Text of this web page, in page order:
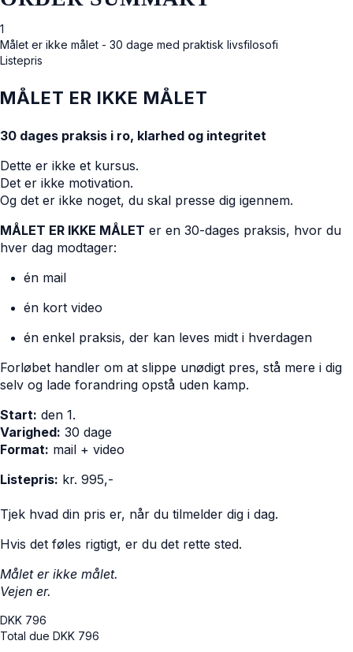
1
Målet er ikke målet - 30 dage med praktisk livsfilosofi
Listepris
MÅLET ER IKKE MÅLET
30 dages praksis i ro, klarhed og integritet
Dette er ikke et kursus.
Det er ikke motivation.
Og det er ikke noget, du skal presse dig igennem.
MÅLET ER IKKE MÅLET er en 30-dages praksis, hvor du
hver dag modtager:
én mail
én kort video
én enkel praksis, der kan leves midt i hverdagen
Forløbet handler om at slippe unødigt pres, stå mere i dig
selv og lade forandring opstå uden kamp.
Start: den 1.
Varighed: 30 dage
Format: mail + video
Listepris: kr. 995,-
Tjek hvad din pris er, når du tilmelder dig i dag.
Hvis det føles rigtigt, er du det rette sted.
Målet er ikke målet.
Vejen er.
DKK 796
Total due DKK 796